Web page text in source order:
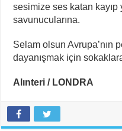
sesimize ses katan kayıp
savunucularına.
Selam olsun Avrupa’nın
dayanışmak için
Alınteri / LONDRA